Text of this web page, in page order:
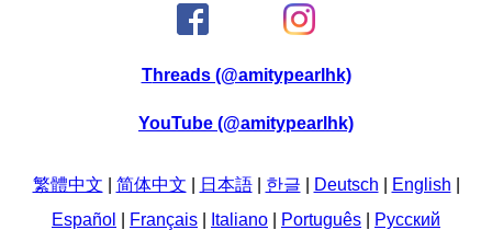
Threads (@amitypearlhk)
YouTube (@amitypearlhk)
繁體中文 简体中文 日本語| 한글 Deutsch English
Español
Français Italiano Português Pусский